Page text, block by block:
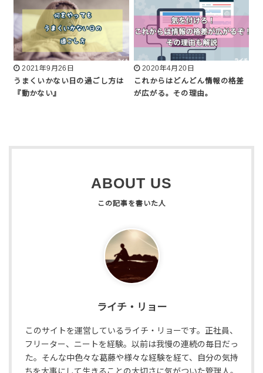
2021年9月26日
うまくいかない日の過ごし方は
『動かない』
2020年4月20日
これからはどんどん情報の格差
が広がる。その理由。
ABOUT US
ライチ・リョー
このサイトを運営しているライチ・リョーです。正社員、
フリーター、ニートを経験。以前は我慢の連続の毎日だっ
た。そんな中色々な葛藤や様々な経験を経て、自分の気持